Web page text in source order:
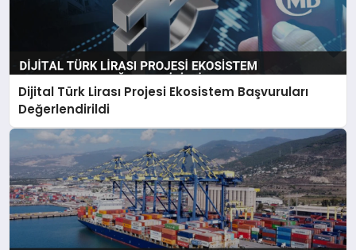
Dijital Türk Lirası Projesi Ekosistem Başvuruları
Değerlendirildi